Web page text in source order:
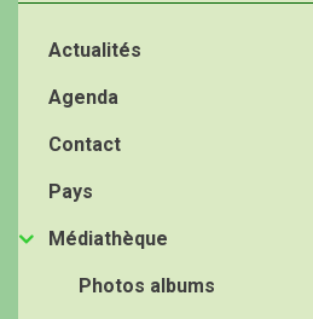
Actualités
Agenda
Contact
Pays
Médiathèque
Photos albums